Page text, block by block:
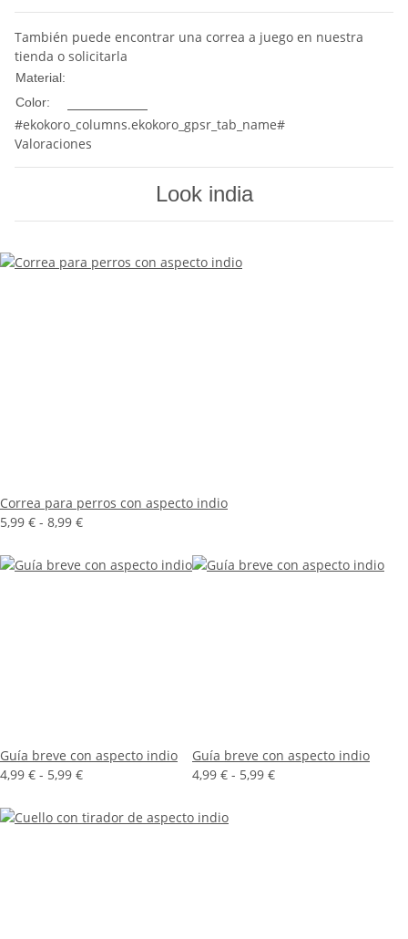
También puede encontrar una correa a juego en nuestra
tienda o solicitarla
Material:
Color:
#ekokoro_columns.ekokoro_gpsr_tab_name#
Valoraciones
Look india
Correa para perros con aspecto indio
5,99 € - 8,99 €
Guía breve con aspecto indio
4,99 € - 5,99 €
Guía breve con aspecto indio
4,99 € - 5,99 €